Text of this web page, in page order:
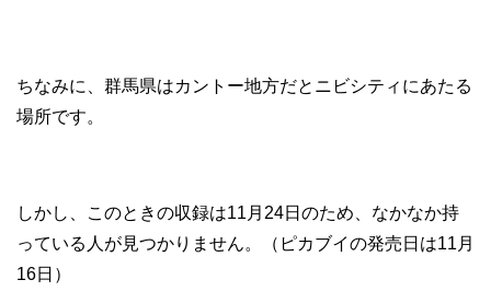
ちなみに、群馬県はカントー地方だとニビシティにあたる
場所です。
しかし、このときの収録は11月24日のため、なかなか持
っている人が見つかりません。（ピカブイの発売日は11月
16日）